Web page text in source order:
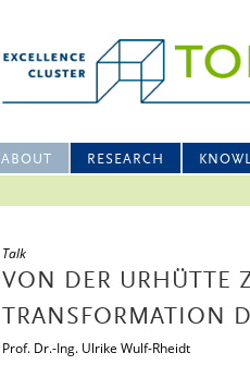
ABOUT RESEARCH
Talk
VON DER URHÜTTE
TRANSFORMATION
Prof. Dr.-Ing. Ulrike Wulf-Rheidt